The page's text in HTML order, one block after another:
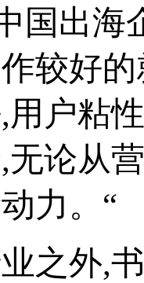
国出海
较好
户粘
无论从
力。“
之外,